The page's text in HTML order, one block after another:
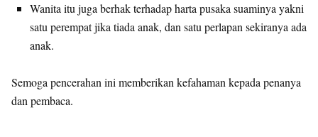
Wanita itu juga berhak terhadap harta pusaka suaminya yakni
satu perempat jika tiada anak, dan satu perlapan sekiranya ada
anak.
Semoga pencerahan ini memberikan kefahaman kepada penanya
dan pembaca.